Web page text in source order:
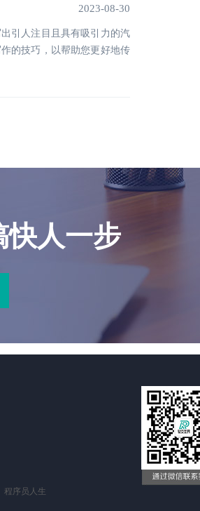
2023-08-30
引人注目且具有吸引力的汽
的技巧，以帮助您更好地传
快人一步
程序员人生